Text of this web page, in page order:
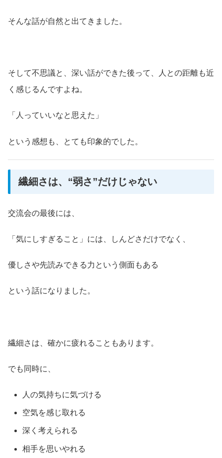
そんな話が自然と出てきました。
そして不思議と、深い話ができた後って、人との距離も近
く感じるんですよね。
「人っていいなと思えた」
という感想も、とても印象的でした。
繊細さは、“弱さ”だけじゃない
交流会の最後には、
「気にしすぎること」には、しんどさだけでなく、
優しさや先読みできる力という側面もある
という話になりました。
繊細さは、確かに疲れることもあります。
でも同時に、
人の気持ちに気づける
空気を感じ取れる
深く考えられる
相手を思いやれる